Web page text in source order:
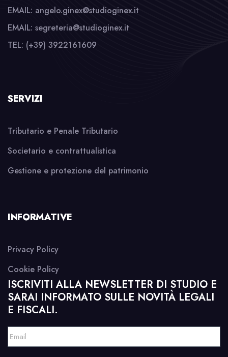
EMAIL: angelo.ginex@studioginex.it
EMAIL: segreteria@studioginex.it
TEL: (+39) 3922161609
SERVIZI
Tributario e Penale Tributario
Societario e contrattualistica
Gestione e protezione del patrimonio
INFORMATIVE
Privacy Policy
Cookie Policy
ISCRIVITI ALLA NEWSLETTER DI STUDIO E
SARAI INFORMATO SULLE NOVITÀ LEGALI
E FISCALI.